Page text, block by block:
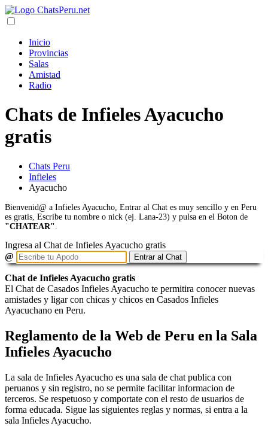
Inicio
Provincias
Salas
Amistad
Radio
Chats de Infieles Ayacucho
gratis
Chats Peru
Infieles
Ayacucho
Bienvenid@ a Infieles Ayacucho, Entrar al Chat es muy sencillo y en Peru
es gratis, Escribe tu nombre o nick (ej. Lana-23) y pulsa en el Boton de
"CHATEAR"
Ingresa al Chat de Infieles Ayacucho gratis
@
Entrar al Chat
Chat de Infieles Ayacucho gratis
El Chat de Casados Infieles Ayacucho te permitira conocer nuevas
amistades y ligar con chicas y chicos en Casados Infieles
Ayacuchano en Peru.
Reglamento de la Web de Peru en la Sala
Infieles Ayacucho
La sala de Infieles Ayacucho es una sala de chat publica con
peruanos y sin registro, no se permite facilitar informacion de
terceros. Se respetuoso y comportate con el resto de usuarios de
forma educada. Sigue las siguientes reglas y normas, si entra a la
sala Infieles Ayacucho.